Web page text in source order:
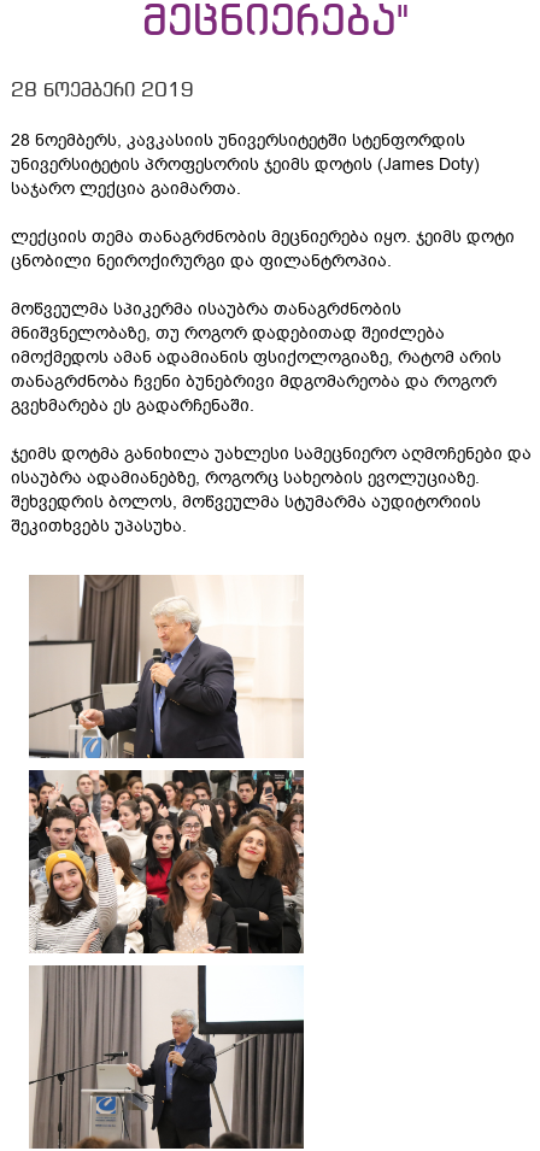
მეცნიერება"
28 ნოემბერი 2019
28 ნოემბერს, კავკასიის უნივერსიტეტში სტენფორდის
უნივერსიტეტის პროფესორის ჯეიმს დოტის (James Doty)
საჯარო ლექცია გაიმართა.
ლექციის თემა თანაგრძნობის მეცნიერება იყო. ჯეიმს დოტი
ცნობილი ნეიროქირურგი და ფილანტროპია.
მოწვეულმა სპიკერმა ისაუბრა თანაგრძნობის
მნიშვნელობაზე, თუ როგორ დადებითად შეიძლება
იმოქმედოს ამან ადამიანის ფსიქოლოგიაზე, რატომ არის
თანაგრძნობა ჩვენი ბუნებრივი მდგომარეობა და როგორ
გვეხმარება ეს გადარჩენაში.
ჯეიმს დოტმა განიხილა უახლესი სამეცნიერო აღმოჩენები და
ისაუბრა ადამიანებზე, როგორც სახეობის ევოლუციაზე.
შეხვედრის ბოლოს, მოწვეულმა სტუმარმა აუდიტორიის
შეკითხვებს უპასუხა.